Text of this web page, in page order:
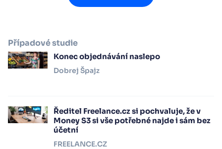
Případové studie
Konec objednávání naslepo
Dobrej Špajz
Ředitel Freelance.cz si pochvaluje, že v
Money S3 si vše potřebné najde i sám bez
účetní
FREELANCE.CZ